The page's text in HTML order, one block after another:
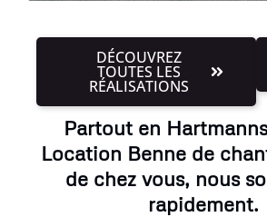
DÉCOUVREZ
TOUTES LES
RÉALISATIONS
Partout en
Location Benne de
de chez vous, nous
rapidement.